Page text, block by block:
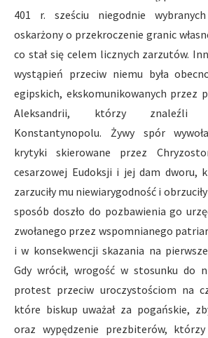
401 r. sześciu niegodnie
oskarżony o przekroczenie granic
co stał się celem licznych zarzutów.
wystąpień przeciw niemu była
egipskich, ekskomunikowanych przez
Aleksandrii, którzy znaleźli
Konstantynopolu. Żywy spór
krytyki skierowane przez
cesarzowej Eudoksji i jej dam dworu,
zarzuciły mu niewiarygodność i
sposób doszło do pozbawienia go
zwołanego przez wspomnianego
i w konsekwencji skazania na
Gdy wrócił, wrogość w stosunku do
protest przeciw uroczystościom na
które biskup uważał za pogańskie,
oraz wypędzenie prezbiterów,